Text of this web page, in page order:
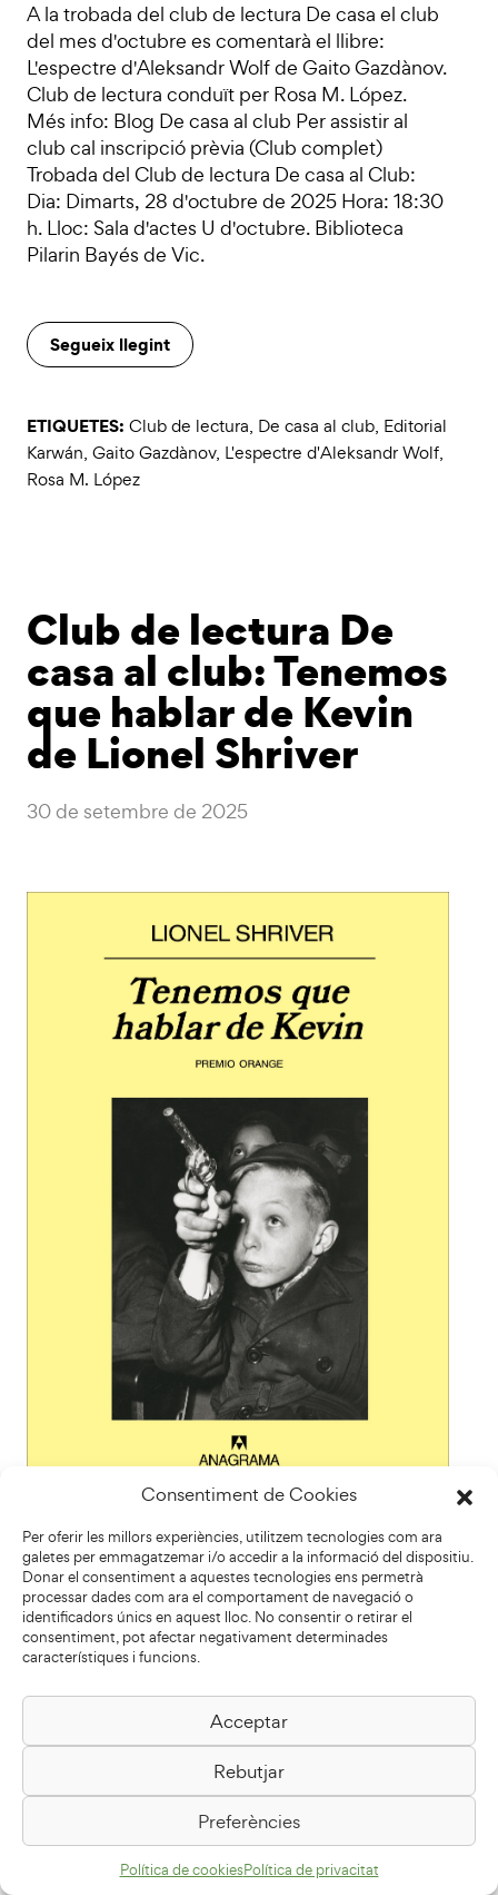
Consentiment de Cookies
Per oferir les millors experiències, utilitzem tecnologies com ara
galetes per emmagatzemar i/o accedir a la informació del dispositiu.
Donar el consentiment a aquestes tecnologies ens permetrà
processar dades com ara el comportament de navegació o
identificadors únics en aquest lloc. No consentir o retirar el
consentiment, pot afectar negativament determinades
característiques i funcions.
Acceptar
Rebutjar
Preferències
Política de cookiesPolítica de privacitat
A la trobada del club de lectura De casa el club
del mes d'octubre es comentarà el llibre:
L'espectre d'Aleksandr Wolf de Gaito Gazdànov.
Club de lectura conduït per Rosa M. López.
Més info: Blog De casa al club Per assistir al
club cal inscripció prèvia (Club complet)
Trobada del Club de lectura De casa al Club:
Dia: Dimarts, 28 d'octubre de 2025 Hora: 18:30
h. Lloc: Sala d'actes U d'octubre. Biblioteca
Pilarin Bayés de Vic.
Segueix llegint
ETIQUETES: Club de lectura, De casa al club, Editorial
Karwán, Gaito Gazdànov, L'espectre d'Aleksandr Wolf,
Rosa M. López
Club de lectura De
casa al club: Tenemos
que hablar de Kevin
de Lionel Shriver
30 de setembre de 2025
A la trobada del club de lectura De casa el club
del mes de setembre es comentarà el llibre:
Tenemos que hablar de Kevin de Lionel Shriver
Club de lectura conduït per Rosa M. López.
club cal inscripció prèvia (Club complet)
Trobada del Club de lectura De casa al Club:
Dia: Dimarts, 30 de setembre de 2025 Hora:
18:30 h. Lloc: Sala d'actes U d'octubre .
Biblioteca Pilarin Bayés de Vic.